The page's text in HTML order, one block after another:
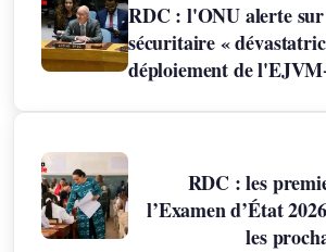
RDC : l'ONU alerte
sécuritaire «
déploiement de
RDC : les
l’Examen d’État
les